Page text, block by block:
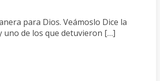
para Dios. Veámoslo Dice la
uno de los que detuvieron […]